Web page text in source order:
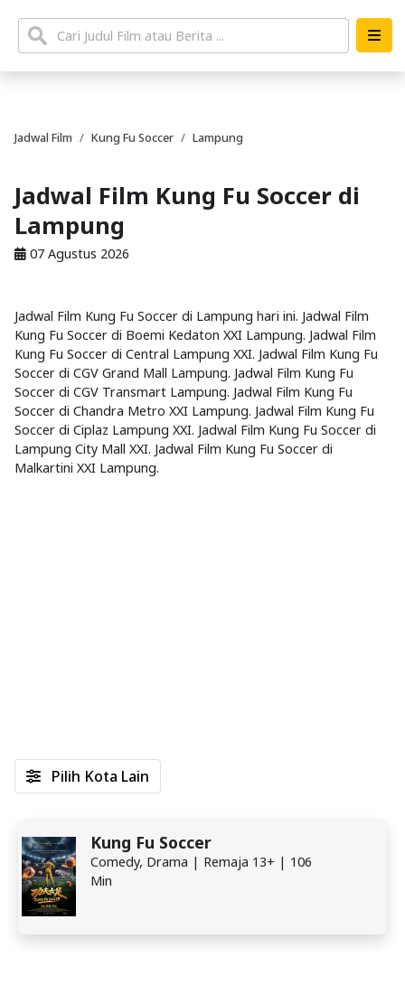
Jadwal Film Kung Fu Soccer Lampung
Jadwal Film Kung Fu Soccer di
Lampung
07 Agustus 2026
Jadwal Film Kung Fu Soccer di Lampung hari ini. Jadwal Film
Kung Fu Soccer di Boemi Kedaton XXI Lampung. Jadwal Film
Kung Fu Soccer di Central Lampung XXI. Jadwal Film Kung Fu
Soccer di CGV Grand Mall Lampung. Jadwal Film Kung Fu
Soccer di CGV Transmart Lampung. Jadwal Film Kung Fu
Soccer di Chandra Metro XXI Lampung. Jadwal Film Kung Fu
Soccer di Ciplaz Lampung XXI. Jadwal Film Kung Fu Soccer di
Lampung City Mall XXI. Jadwal Film Kung Fu Soccer di
Malkartini XXI Lampung.
Kung Fu Soccer
Comedy, Drama | Remaja 13+ | 106
Min
Pilih Kota Lain